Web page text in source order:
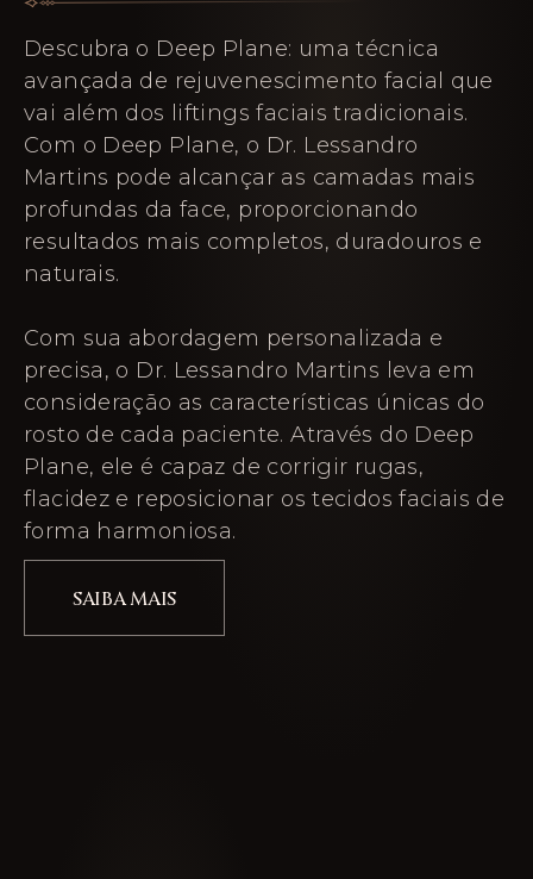
Descubra o Deep Plane: uma técnica
avançada de rejuvenescimento facial que
vai além dos liftings faciais tradicionais.
Com o Deep Plane, o Dr. Lessandro
Martins pode alcançar as camadas mais
profundas da face, proporcionando
resultados mais completos, duradouros e
naturais.
Com sua abordagem personalizada e
precisa, o Dr. Lessandro Martins leva em
consideração as características únicas do
rosto de cada paciente. Através do Deep
Plane, ele é capaz de corrigir rugas,
flacidez e reposicionar os tecidos faciais de
forma harmoniosa.
SAIBA MAIS